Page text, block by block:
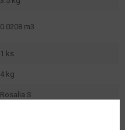
0.0208 m3
1 ks
4 kg
Rosalia S